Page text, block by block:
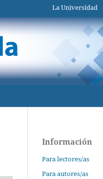
La Universidad
Información
Para lectores/as
Para autores/as